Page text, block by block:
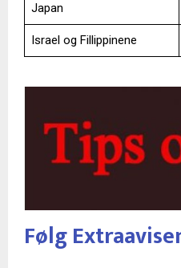
Japan
Israel og Fillippinene
Følg